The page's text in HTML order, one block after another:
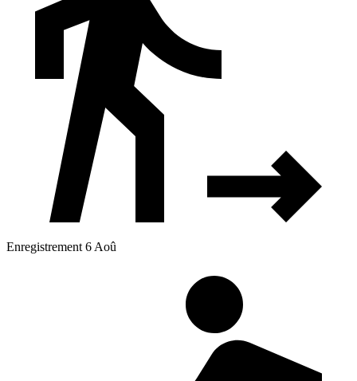
Enregistrement 6 Aoû